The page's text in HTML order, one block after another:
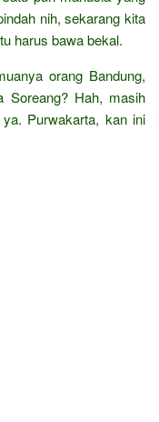
nih, sekarang kita
harus bawa bekal.
orang Bandung,
Soreang? Hah, masih
Purwakarta, kan ini